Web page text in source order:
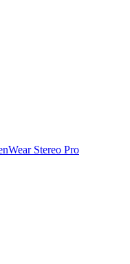
Stereo Pro